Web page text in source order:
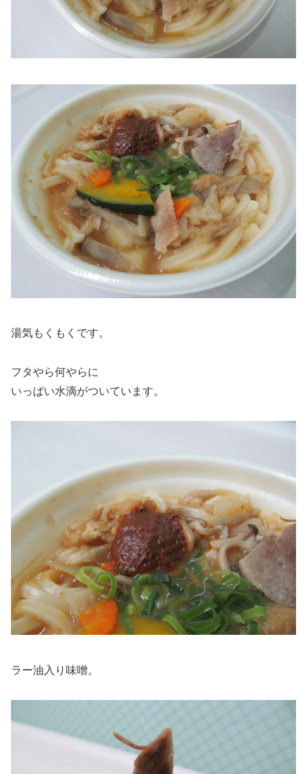
湯気もくもくです。
フタやら何やらに
いっぱい水滴がついています。
ラー油入り味噌。